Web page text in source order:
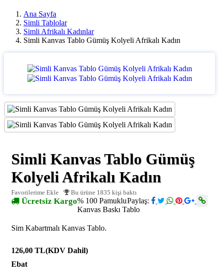
Ana Sayfa
Simli Tablolar
Simli Afrikalı Kadınlar
Simli Kanvas Tablo Gümüş Kolyeli Afrikalı Kadın
Simli Kanvas Tablo Gümüş
Kolyeli Afrikalı Kadın
Favorilerime Ekle Bu ürüne 1835 kişi baktı
Ücretsiz Kargo Paylaş:
% 100 Pamuklu
Kanvas Baskı Tablo
Sim Kabartmalı Kanvas Tablo.
126,00 TL(KDV Dahil)
Ebat